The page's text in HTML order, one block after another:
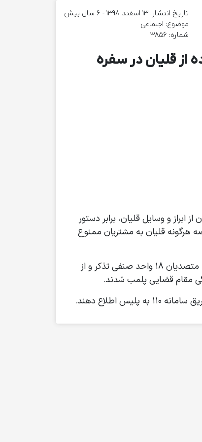
تاریخ انتشار: ۱۳ اسفند ۱۳۹۸ - 6 سال پیش
موضوع:‌ اجتماعی
شماره: 3856
قلیان در سفره
و وسایل قلیان، برابر دستور
هرگونه قلیان به مشتریان ممنوع
وی با اشاره به آغاز اجرای این طرح در بیرجند گفت: در این طرح در بازدید از ۲۳ واحد صنفی سفره خانه‌های سنتی به متصدیان ۱۸ واحد صنفی تذکر و از
دهند.